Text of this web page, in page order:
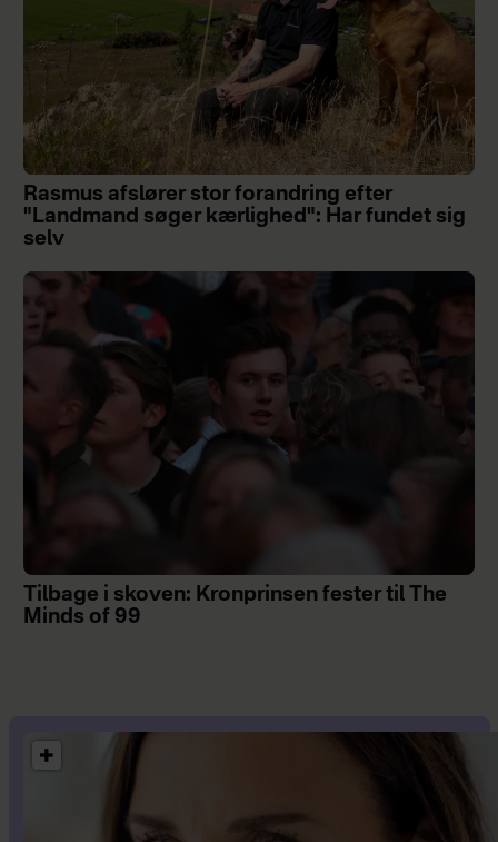
Rasmus afslører stor forandring efter
"Landmand søger kærlighed": Har fundet sig
selv
Tilbage i skoven: Kronprinsen fester til The
Minds of 99